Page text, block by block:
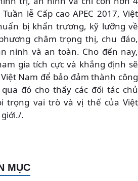
lễ Cấp cao APEC 2017, Việt
bị khẩn trương, kỹ lưỡng về
châm trọng thị, chu đáo,
ninh và an toàn. Cho đến nay,
gia tích cực và khẳng định sẽ
Nam để bảo đảm thành công
đó cho thấy các đối tác chủ
trọng vai trò và vị thế của Việt
.
MỤC